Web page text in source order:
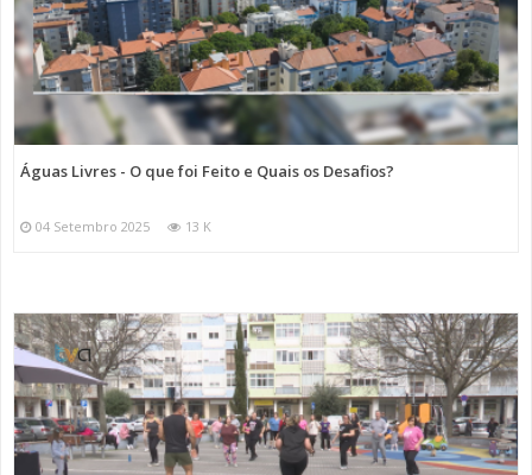
Águas Livres - O que foi Feito e Quais os Desafios?
04 Setembro 2025 13 K